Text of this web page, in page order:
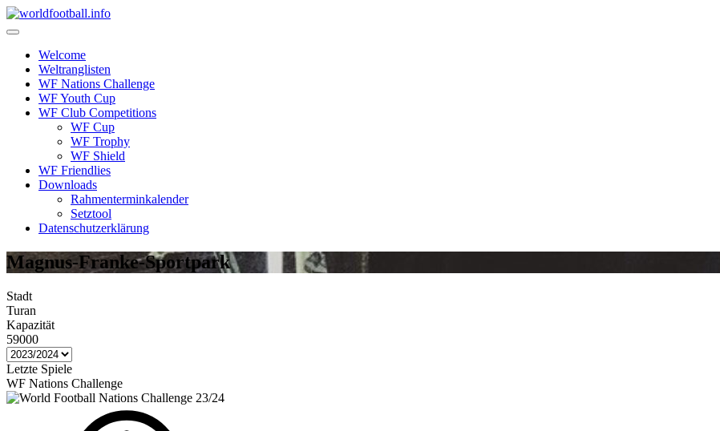
Skip
to
Welcome
Weltranglisten
WF Nations Challenge
WF Youth Cup
WF Club Competitions
WF Cup
WF Trophy
WF Shield
WF Friendlies
Downloads
Rahmenterminkalender
Setztool
Datenschutzerklärung
Magnus-Franke-Sportpark
Stadt
Turan
Kapazität
59000
Letzte Spiele
WF Nations Challenge